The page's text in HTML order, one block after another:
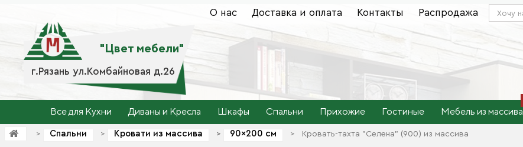
г.Рязань ул.Комбайновая д.26
"Цвет мебели"
О нас Доставка и оплата Контакты Распродажа
Все для Кухни Диваны и Кресла Шкафы Спальни Прихожие Гостиные Мебель из массива
> Спальни > Кровати из массива >
> 90×200 см > Кровать-тахта "Селена" (900) из массива